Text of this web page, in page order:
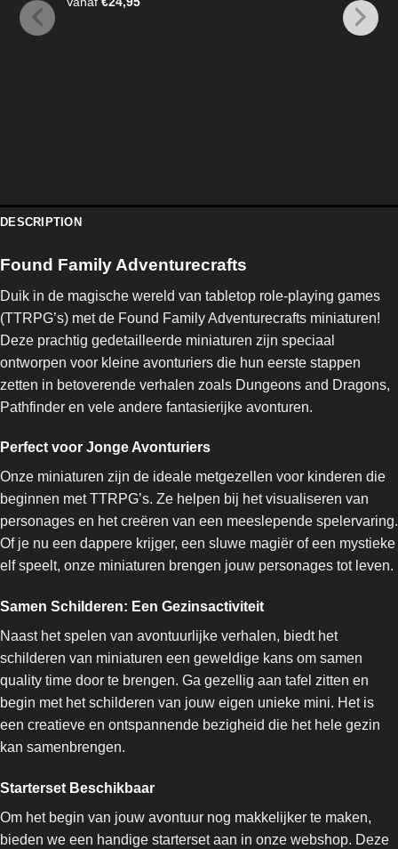
DESCRIPTION
Found Family Adventurecrafts
Duik in de magische wereld van tabletop role-playing games
(TTRPG’s) met de Found Family Adventurecrafts miniaturen!
Deze prachtig gedetailleerde miniaturen zijn speciaal
ontworpen voor kleine avonturiers die hun eerste stappen
zetten in betoverende verhalen zoals Dungeons and Dragons,
Pathfinder en vele andere fantasierijke avonturen.
Perfect voor Jonge Avonturiers
Onze miniaturen zijn de ideale metgezellen voor kinderen die
beginnen met TTRPG’s. Ze helpen bij het visualiseren van
personages en het creëren van een meeslepende spelervaring.
Of je nu een dappere krijger, een sluwe magiër of een mystieke
elf speelt, onze miniaturen brengen jouw personages tot leven.
Samen Schilderen: Een Gezinsactiviteit
Naast het spelen van avontuurlijke verhalen, biedt het
schilderen van miniaturen een geweldige kans om samen
quality time door te brengen. Ga gezellig aan tafel zitten en
begin met het schilderen van jouw eigen unieke mini. Het is
een creatieve en ontspannende bezigheid die het hele gezin
kan samenbrengen.
Starterset Beschikbaar
Om het begin van jouw avontuur nog makkelijker te maken,
bieden we een handige starterset aan in onze webshop. Deze